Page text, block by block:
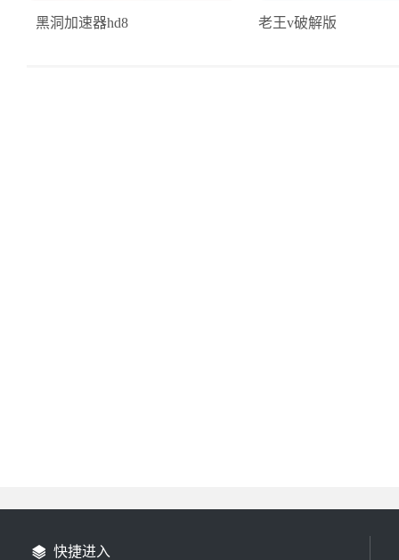
黑洞加速器hd8 老王v破解版
快捷进入